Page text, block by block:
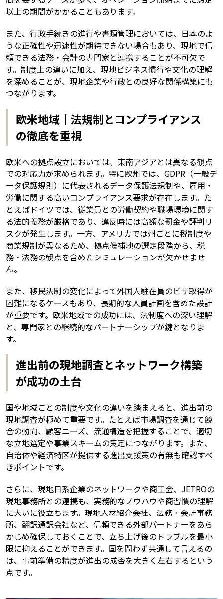
以上の期間がかかることもあります。
また、行政手続きの進行や書類管理においては、日本のよ
うな正確性や迅速性が期待できない場合もあり、現地で信
頼できる法務・会計の専門家と連携することが不可欠で
す。制度上の違いに加え、現地ビジネス慣行や文化の理解
を深めることが、現地企業や行政との良好な関係構築にも
つながります。
欧米地域｜法規制とコンプライアンス
の徹底を重視
欧米への拠点設立においては、東南アジアとは異なる観点
での対応力が求められます。特に欧州では、GDPR（一般デ
ータ保護規則）に代表されるデータ保護法規制や、雇用・
労働に関する高いコンプライアンス要求が存在します。た
とえばドイツでは、従業員との労働契約や職場環境に関す
る法的義務が厳格であり、違反時には高額な罰金や評判リ
スクが発生します。一方、アメリカでは州ごとに税制度や
商業規制が異なるため、拠点候補地の選定段階から、税
務・法務の観点を含めたシミュレーションが欠かせませ
ん。
また、移民法制の変化によって外国人駐在員のビザ取得が
困難になるケースもあり、長期的な人員計画を含めた設計
が重要です。欧米地域での成功には、法制度への深い理解
と、専門家との継続的なパートナーシップが鍵となりま
す。
進出前の現地調査とネットワーク構築
が成功の土台
国や地域ごとの制度や文化の違いを踏まえると、進出前の
現地調査が極めて重要です。たとえば市場調査を通じて競
合の動向、顧客ニーズ、流通構造を把握することで、適切
な立地選定や事業スキームの策定につながります。また、
自治体や経済特区が提供する進出支援策の有無も確認すべ
きポイントです。
さらに、現地日系企業のネットワークや商工会、JETROの
現地事務所との連携も、実務的なノウハウや商習慣の理解
に大いに役立ちます。現地人材紹介会社、法務・会計事務
所、翻訳通訳会社など、信頼できる外部パートナーをあら
かじめ確保しておくことで、立ち上げ後のトラブルを最小
限に抑えることができます。国を問わず共通して言えるの
は、事前準備の精度が進出の成否を大きく左右するという
点です。